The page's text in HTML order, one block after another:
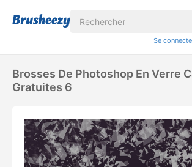
Se
Brosses De Photoshop En Verre
Gratuites 6